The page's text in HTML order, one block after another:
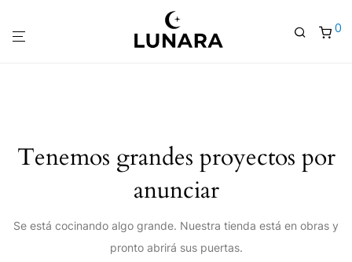
0
Tenemos grandes proyectos por
anunciar
Se está cocinando algo grande. Nuestra tienda está en obras y
pronto abrirá sus puertas.